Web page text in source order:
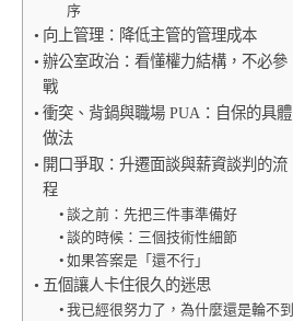
序
向上管理：降低主管的管理成本
辦公室政治：看懂權力結構，不必參
戰
衝突、背鍋與職場 PUA：自保的具體
做法
開口爭取：升遷面談與薪資談判的流
程
談之前：先把三件事準備好
談的時候：三個技術性細節
如果答案是「還不行」
五個讓人卡住很久的迷思
我已經很努力了，為什麼還是輪不到